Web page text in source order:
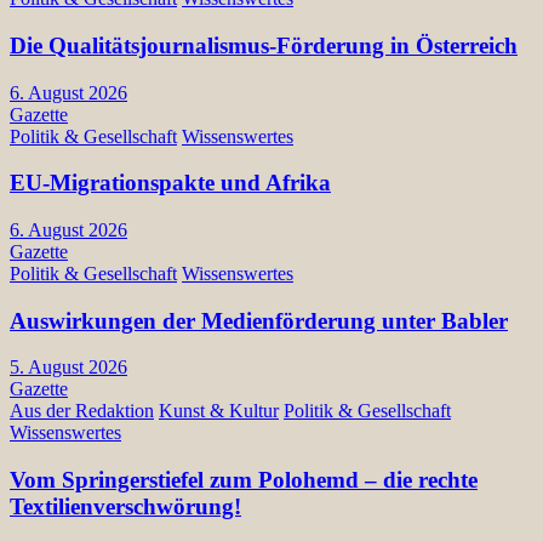
Die Qualitätsjournalismus-Förderung in Österreich
6. August 2026
Gazette
Politik & Gesellschaft Wissenswertes
EU-Migrationspakte und Afrika
6. August 2026
Gazette
Politik & Gesellschaft Wissenswertes
Auswirkungen der Medienförderung unter Babler
5. August 2026
Gazette
Aus der Redaktion Kunst & Kultur Politik & Gesellschaft
Wissenswertes
Vom Springerstiefel zum Polohemd – die rechte
Textilienverschwörung!